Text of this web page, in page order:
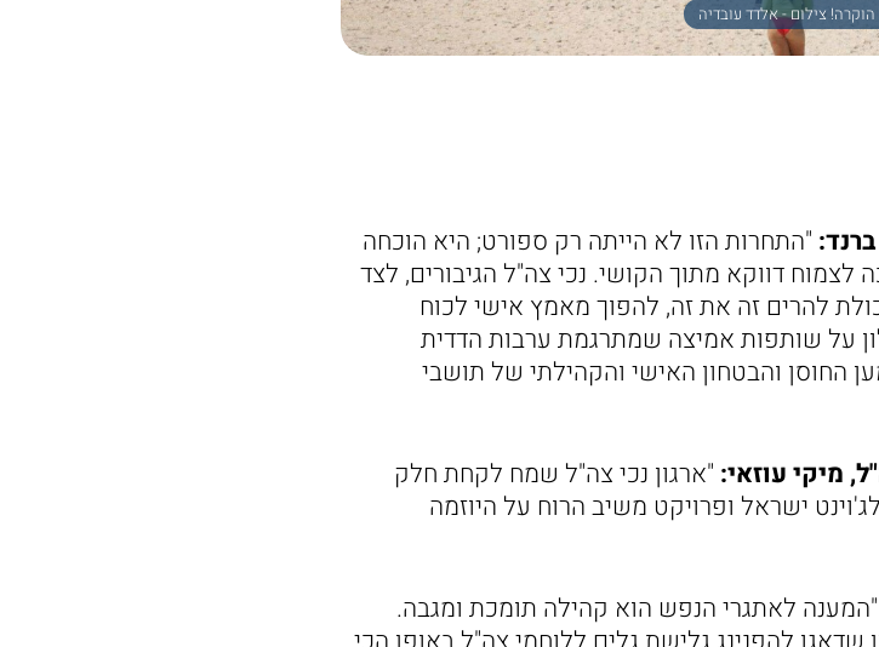
צילום - אלדד עובדיה
"התחרות הזו לא הייתה רק ספורט; היא הוכחה
דווקא מתוך הקושי. נכי צה"ל הגיבורים, לצד
להרים זה את זה, להפוך מאמץ אישי לכוח
על שותפות אמיצה שמתרגמת ערבות הדדית
החוסן והבטחון האישי והקהילתי של תושבי
מיקי עוזאי: "ארגון נכי צה"ל שמח לקחת חלק
ישראל ופרויקט משיב הרוח על היוזמה
"המענה לאתגרי הנפש הוא קהילה תומכת ומגבה.